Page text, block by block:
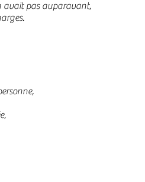
avait pas auparavant,